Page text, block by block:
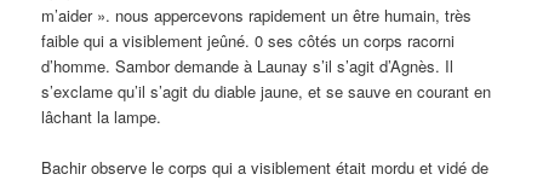
m’aider ». nous appercevons rapidement un être humain, très
faible qui a visiblement jeûné. 0 ses côtés un corps racorni
d’homme. Sambor demande à Launay s’il s’agit d’Agnès. Il
s’exclame qu’il s’agit du diable jaune, et se sauve en courant en
lâchant la lampe.
Bachir observe le corps qui a visiblement était mordu et vidé de